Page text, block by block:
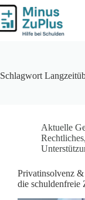
Zum
Inhalt
springen
Schlagwort
Aktuelle
Rechtliches,
Privatinsolvenz
die schuldenfreie